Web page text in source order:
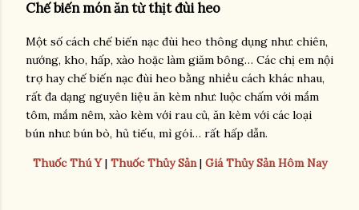
Chế biến món ăn từ thịt đùi heo
Một số cách chế biến nạc đùi heo thông dụng như: chiên,
nướng, kho, hấp, xào hoặc làm giăm bông… Các chị em nội
trợ hay chế biến nạc đùi heo bằng nhiều cách khác nhau,
rất đa dạng nguyên liệu ăn kèm như: luộc chấm với mắm
tôm, mắm nêm, xào kèm với rau củ, ăn kèm với các loại
bún như: bún bò, hủ tiếu, mì gói… rất hấp dẫn.
Thuốc Thú Y| Thuốc Thủy Sản| Giá Thủy Sản Hôm Nay